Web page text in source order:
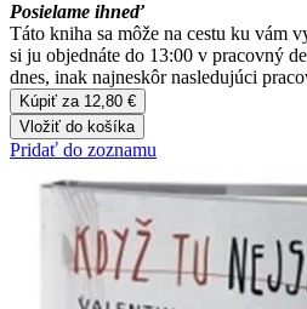
Posielame ihneď
Táto kniha sa môže na cestu ku vám
si ju objednáte do 13:00 v pracovný
dnes, inak najneskôr nasledujúci
Kúpiť za 12,80 €
Vložiť do košíka
Pridať do zoznamu